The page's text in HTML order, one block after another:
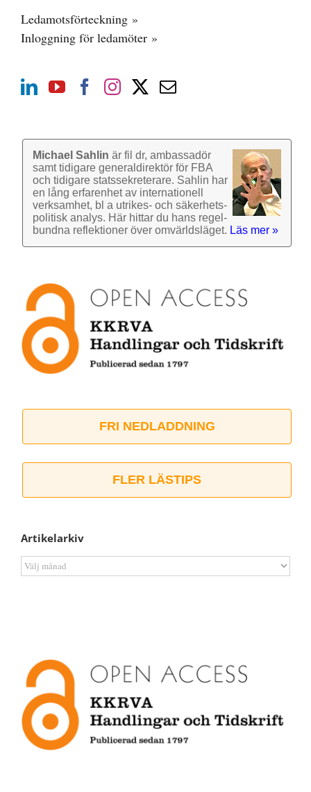
Ledamotsförteckning »
Inloggning för ledamöter »
Michael Sahlin är fil dr, ambassadör
samt tidigare general­direktör för FBA
och tidigare stats­sekre­terare. Sahlin har
en lång erfarenhet av inter­nationell
verk­samhet, bl a utrikes- och säkerhets­
politisk analys. Här hittar du hans regel­
bundna reflek­tioner över omvärlds­läget. Läs mer »
FRI NEDLADDNING
FLER LÄSTIPS
Artikelarkiv
Artikelarkiv